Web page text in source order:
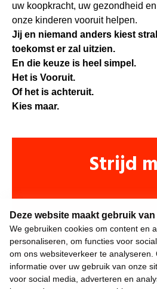
Deze website maakt gebruik
We gebruiken cookies om content en
personaliseren, om functies voor
om ons websiteverkeer te analyseren.
informatie over uw gebruik van onze
voor social media, adverteren en
uw koopkracht, uw gezondheid
onze kinderen vooruit helpen.
Jij en niemand anders kiest
toekomst er zal uitzien.
En die keuze is heel simpel.
Het is Vooruit.
Of het is achteruit.
Kies maar.
Strijd